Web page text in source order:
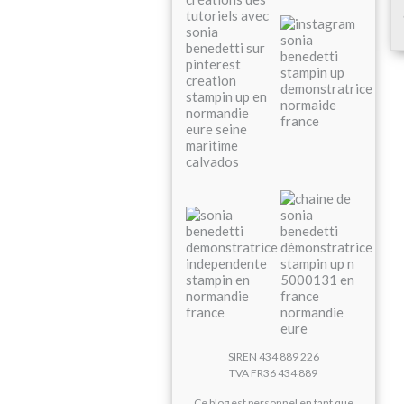
SIREN 434 889 226
TVA FR36 434 889